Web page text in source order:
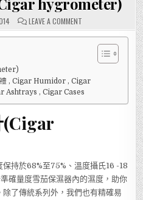
LEAVE A COMMENT
雪
茄
(CIGAR
HYGROMETER)
禮 , Cigar Humidor , Cigar
Ashtrays , Cigar Cases
(Cigar
持於68%至75%、溫度攝氏16 -18
確量度雪茄保濕器內的濕度，助你
了傳統系列外，我們也有精確易